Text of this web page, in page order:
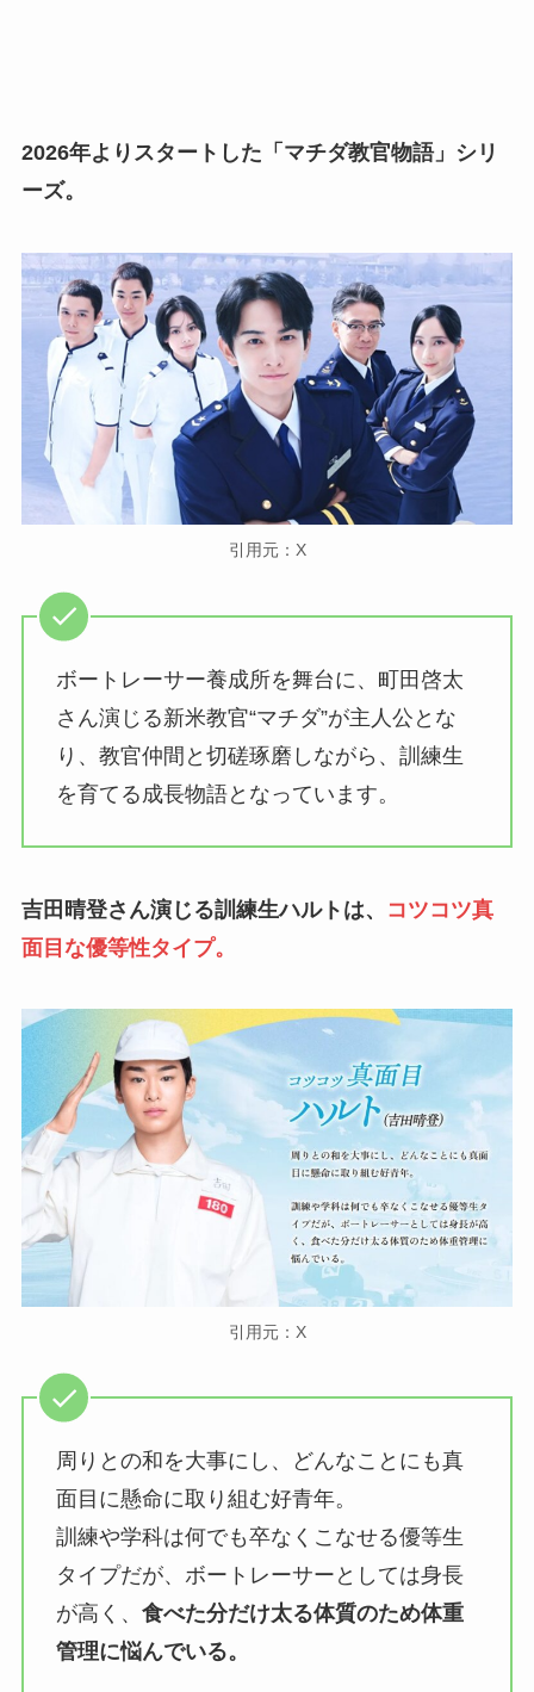
2026年よりスタートした「マチダ教官物語」シリ
ーズ。
引用元：X
ボートレーサー養成所を舞台に、町田啓太
さん演じる新米教官“マチダ”が主人公とな
り、教官仲間と切磋琢磨しながら、訓練生
を育てる成長物語となっています。
吉田晴登さん演じる訓練生ハルトは、
コツコツ真
面目な優等性タイプ。
引用元：X
周りとの和を大事にし、どんなことにも真
面目に懸命に取り組む好青年。
訓練や学科は何でも卒なくこなせる優等生
タイプだが、ボートレーサーとしては身長
が高く、 食べた分だけ太る体質のため体重
管理に悩んでいる。